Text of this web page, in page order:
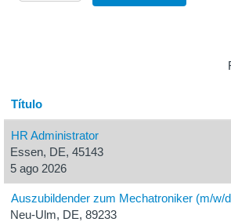
Título
HR Administrator
Essen, DE, 45143
5 ago 2026
Auszubildender zum Mechatroniker (m/w/
Neu-Ulm, DE, 89233